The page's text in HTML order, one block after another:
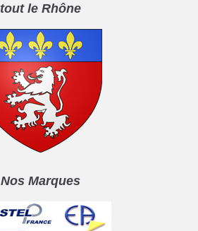
tout le Rhône
Nos Marques